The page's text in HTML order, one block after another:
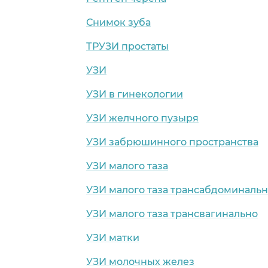
Снимок зуба
ТРУЗИ простаты
УЗИ
УЗИ в гинекологии
УЗИ желчного пузыря
УЗИ забрюшинного пространства
УЗИ малого таза
УЗИ малого таза
УЗИ малого таза трансвагинально
УЗИ матки
УЗИ молочных желез